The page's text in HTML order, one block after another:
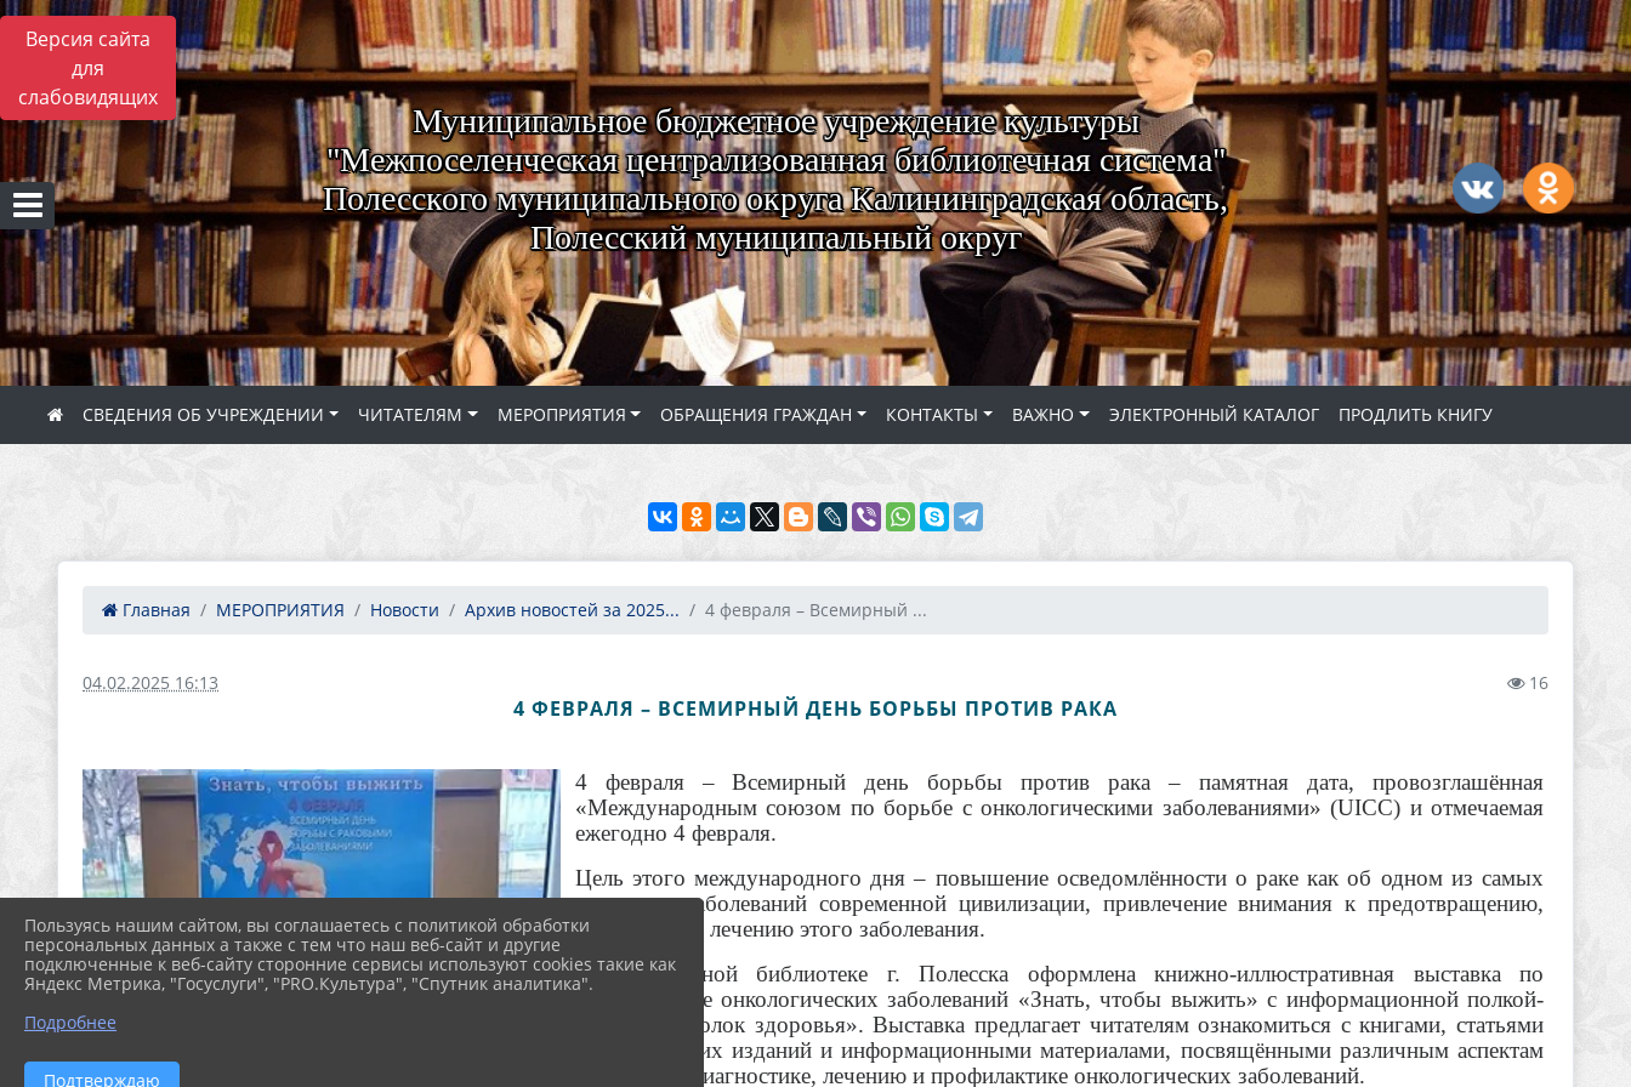
Версия сайта
для
слабовидящих
Муниципальное бюджетное учреждение культуры
"Межпоселенческая централизованная библиотечная система"
Полесского муниципального округа Калининградская область,
Полесский муниципальный округ
СВЕДЕНИЯ ОБ УЧРЕЖДЕНИИ ЧИТАТЕЛЯМ МЕРОПРИЯТИЯ ОБРАЩЕНИЯ ГРАЖДАН КОНТАКТЫ ВАЖНО ЭЛЕКТРОННЫЙ КАТАЛОГ ПРОДЛИТЬ КНИГУ
Главная МЕРОПРИЯТИЯ Новости Архив новостей за 2025... 4 февраля – Всемирный ...
04.02.2025 16:13 16
4 ФЕВРАЛЯ – ВСЕМИРНЫЙ ДЕНЬ БОРЬБЫ ПРОТИВ РАКА
4 февраля – Всемирный день борьбы против рака – памятная дата, провозглашённая
«Международным союзом по борьбе с онкологическими заболеваниями» (UICC) и отмечаемая
ежегодно 4 февраля.
Цель этого международного дня – повышение осведомлённости о раке как об одном из самых
страшных заболеваний современной цивилизации, привлечение внимания к предотвращению,
выявлению и лечению этого заболевания.
В Центральной библиотеке г. Полесска оформлена книжно-иллюстративная выставка по
профилактике онкологических заболеваний «Знать, чтобы выжить» с информационной полкой-
стендом «Уголок здоровья». Выставка предлагает читателям ознакомиться с книгами, статьями
периодических изданий и информационными материалами, посвящёнными различным аспектам
онкологии, диагностике, лечению и профилактике онкологических заболеваний.
Пользуясь нашим сайтом, вы соглашаетесь с политикой обработки
персональных данных а также с тем что наш веб-сайт и другие
подключенные к веб-сайту сторонние сервисы используют cookies такие как
Яндекс Метрика, "Госуслуги", "PRO.Культура", "Спутник аналитика".
Подробнее
Подтверждаю